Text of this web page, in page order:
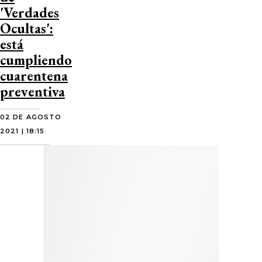
'Verdades
Ocultas':
está
cumpliendo
cuarentena
preventiva
02 DE AGOSTO
2021 | 18:15